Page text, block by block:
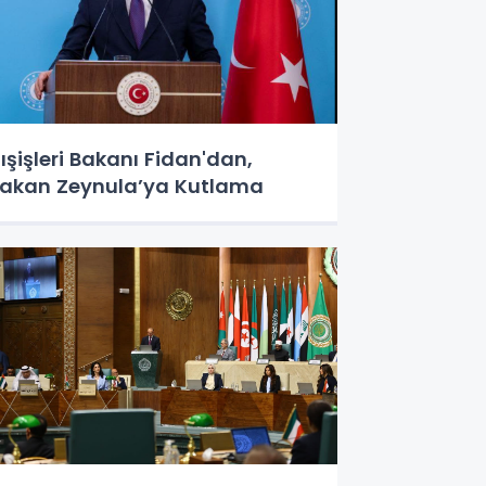
Bakanı Fidan'dan,
Zeynula’ya Kutlama